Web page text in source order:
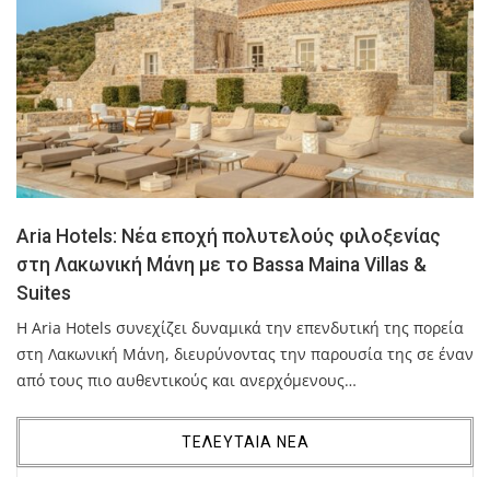
Aria Hotels: Νέα εποχή πολυτελούς φιλοξενίας
στη Λακωνική Μάνη με το Bassa Maina Villas &
Suites
Η Aria Hotels συνεχίζει δυναμικά την επενδυτική της πορεία
στη Λακωνική Μάνη, διευρύνοντας την παρουσία της σε έναν
από τους πιο αυθεντικούς και ανερχόμενους…
ΤΕΛΕΥΤΑΙΑ ΝΕΑ